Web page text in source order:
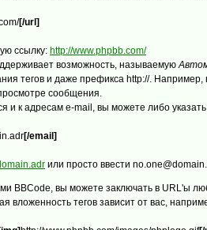
[/url]
ссылку: http://www.phpbb.com/
возможность, называемую
тегов и даже префикса http://.
сообщения.
и к адресам e-mail, вы можете либо
[/email]
или просто ввести
BBCode, вы можете заключать в URL'ы
вложенность тегов зависит от вас,